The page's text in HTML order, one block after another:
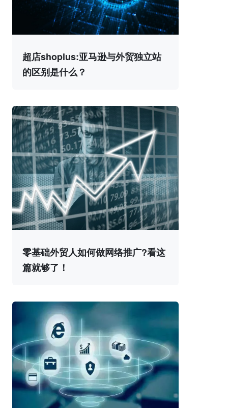
超店shoplus:亚马逊与外贸独立站
的区别是什么？
零基础外贸人如何做网络推广?看这
篇就够了！